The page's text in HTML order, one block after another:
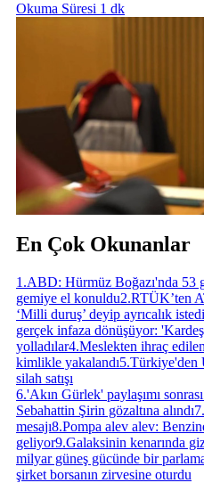
Okuma Süresi 1 dk
En Çok Okunanlar
1 .ABD: Hürmüz Boğazı'nda 53
gemiye el konuldu2.RTÜK’ten
‘Milli duruş’ deyip ayrıcalık
gerçek infaza dönüşüyor:
yolladılar4.Meslekten ihraç
kimlikle yakalandı5.Türkiye'den
silah satışı
6.'Akın Gürlek' paylaşımı
Sebahattin Şirin gözaltına alındı7.
mesajı8.Pompa alev alev:
geliyor9.Galaksinin kenarında
milyar güneş gücünde bir
şirket borsanın zirvesine oturdu